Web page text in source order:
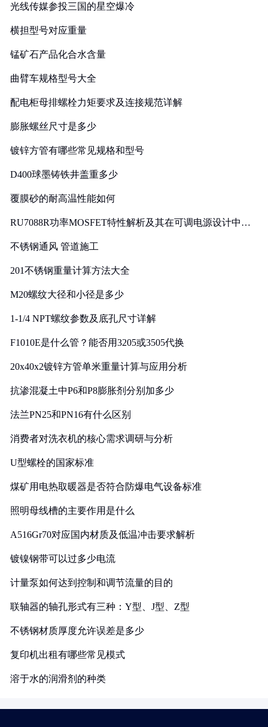
光线传媒参投三国的星空爆冷
横担型号对应重量
锰矿石产品化合水含量
曲臂车规格型号大全
配电柜母排螺栓力矩要求及连接规范详解
膨胀螺丝尺寸是多少
镀锌方管有哪些常见规格和型号
D400球墨铸铁井盖重多少
覆膜砂的耐高温性能如何
RU7088R功率MOSFET特性解析及其在可调电源设计中的
不锈钢通风 管道施工
201不锈钢重量计算方法大全
M20螺纹大径和小径是多少
1-1/4 NPT螺纹参数及底孔尺寸详解
F1010E是什么管？能否用3205或3505代换
20x40x2镀锌方管单米重量计算与应用分析
抗渗混凝土中P6和P8膨胀剂分别加多少
法兰PN25和PN16有什么区别
消费者对洗衣机的核心需求调研与分析
U型螺栓的国家标准
煤矿用电热取暖器是否符合防爆电气设备标准
照明母线槽的主要作用是什么
A516Gr70对应国内材质及低温冲击要求解析
镀镍钢带可以过多少电流
计量泵如何达到控制和调节流量的目的
联轴器的轴孔形式有三种：Y型、J型、Z型
不锈钢材质厚度允许误差是多少
复印机出租有哪些常见模式
溶于水的润滑剂的种类